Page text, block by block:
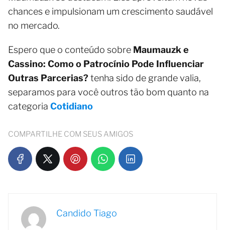
chances e impulsionam um crescimento saudável
no mercado.
Espero que o conteúdo sobre Maumauzk e
Cassino: Como o Patrocínio Pode Influenciar
Outras Parcerias?tenha sido de grande valia,
separamos para você outros tão bom quanto na
categoria Cotidiano
COMPARTILHE COM SEUS AMIGOS
Candido Tiago